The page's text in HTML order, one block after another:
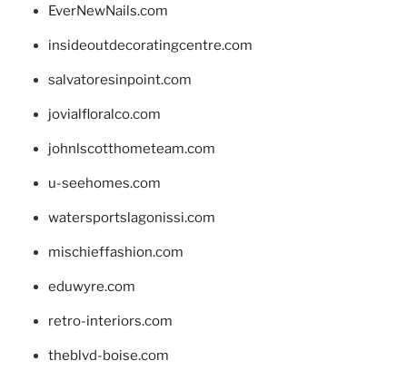
EverNewNails.com
insideoutdecoratingcentre.com
salvatoresinpoint.com
jovialfloralco.com
johnlscotthometeam.com
u-seehomes.com
watersportslagonissi.com
mischieffashion.com
eduwyre.com
retro-interiors.com
theblvd-boise.com